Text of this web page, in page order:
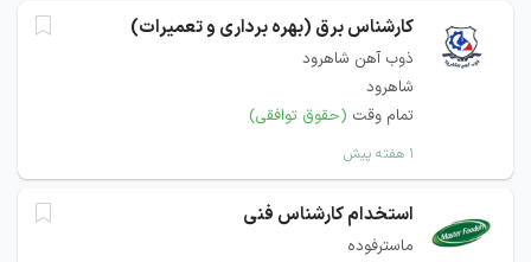
کارشناس برق (بهره برداری و تعمیرات)
ذوب آهن شاهرود
شاهرود
تمام وقت (حقوق توافقی)
۱ هفته پیش
استخدام کارشناس فنی
ماسترفوده